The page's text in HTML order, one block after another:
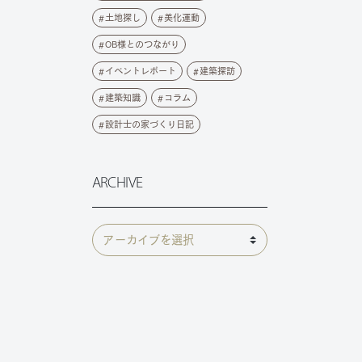
土地探し 美化運動
OB様とのつながり
イベントレポート 建築探訪
建築知識 コラム
設計士の家づくり日記
ARCHIVE